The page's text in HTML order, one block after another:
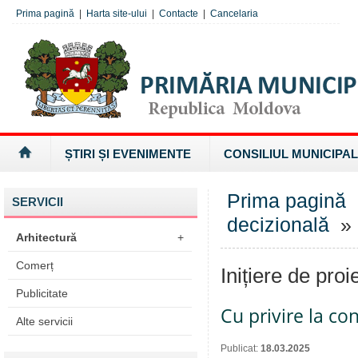
Prima pagină Harta site-ului Contacte Cancelaria
ȘTIRI ȘI EVENIMENTE CONSILIUL MUNICIPAL
SERVICII
Arhitectură +
Comerț
Publicitate
Alte servicii
Prima pagină
decizională »
Inițiere de
Cu privire la
Publicat: 18.03.2025